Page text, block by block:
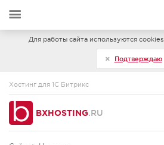
Для работы сайта используются cookies.
Подтверждаю
Хостинг для 1С Битрикс
BXHOSTING.RU